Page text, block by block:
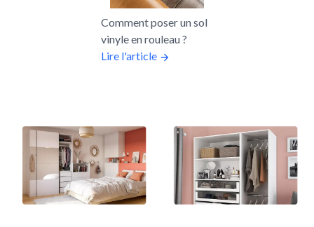
Comment poser un sol
vinyle en rouleau ?
Lire l'article